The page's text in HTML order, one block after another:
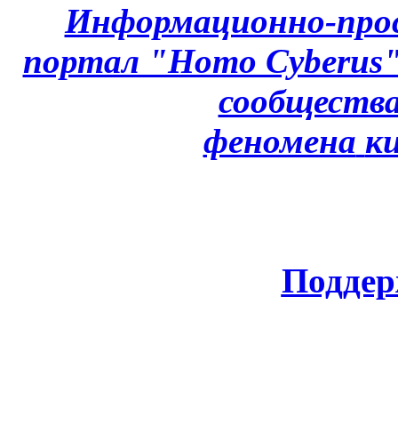
Информационно-
портал "Homo
феномена